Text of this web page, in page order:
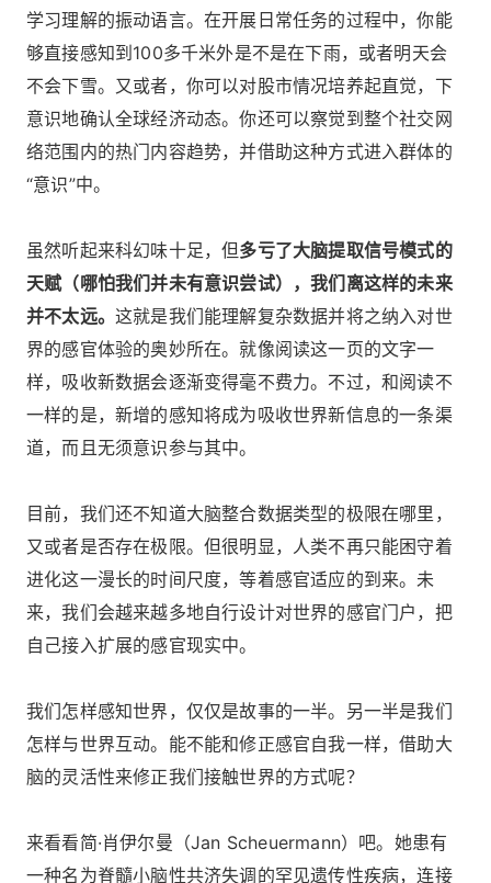
学习理解的振动语言。在开展日常任务的过程中，你能
够直接感知到100多千米外是不是在下雨，或者明天会
不会下雪。又或者，你可以对股市情况培养起直觉，下
意识地确认全球经济动态。你还可以察觉到整个社交网
络范围内的热门内容趋势，并借助这种方式进入群体的
“意识”中。
虽然听起来科幻味十足，但多亏了大脑提取信号模式的
天赋（哪怕我们并未有意识尝试），我们离这样的未来
并不太远。 这就是我们能理解复杂数据并将之纳入对世
界的感官体验的奥妙所在。就像阅读这一页的文字一
样，吸收新数据会逐渐变得毫不费力。不过，和阅读不
一样的是，新增的感知将成为吸收世界新信息的一条渠
道，而且无须意识参与其中。
目前，我们还不知道大脑整合数据类型的极限在哪里，
又或者是否存在极限。但很明显，人类不再只能困守着
进化这一漫长的时间尺度，等着感官适应的到来。未
来，我们会越来越多地自行设计对世界的感官门户，把
自己接入扩展的感官现实中。
我们怎样感知世界，仅仅是故事的一半。另一半是我们
怎样与世界互动。能不能和修正感官自我一样，借助大
脑的灵活性来修正我们接触世界的方式呢？
来看看简·肖伊尔曼（Jan Scheuermann）吧。她患有
一种名为脊髓小脑性共济失调的罕见遗传性疾病，连接